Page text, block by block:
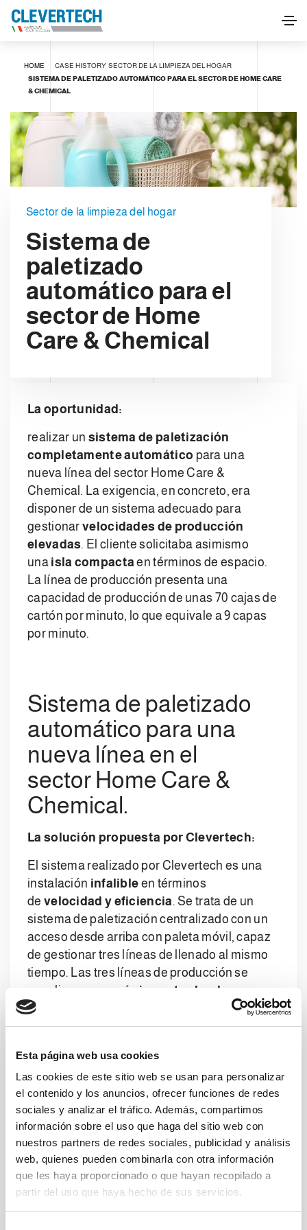
Esta página web usa cookies
Las cookies de este sitio web se usan para personalizar
el contenido y los anuncios, ofrecer funciones de redes
sociales y analizar el tráfico. Además, compartimos
información sobre el uso que haga del sitio web con
nuestros partners de redes sociales, publicidad y análisis
web, quienes pueden combinarla con otra información
que les haya proporcionado o que hayan recopilado a
partir del uso que haya hecho de sus servicios.
HOME CASE HISTORY SECTOR DE LA LIMPIEZA DEL HOGAR
SISTEMA DE PALETIZADO AUTOMÁTICO PARA EL SECTOR DE HOME CARE
& CHEMICAL
Sector de la limpieza del hogar
Sistema de
paletizado
automático para el
sector de Home
Care & Chemical
La oportunidad:
realizar un sistema de paletización
completamente automático para una
nueva línea del sector Home Care &
Chemical. La exigencia, en concreto, era
disponer de un sistema adecuado para
gestionarvelocidades de producción
elevadas. El cliente solicitaba asimismo
una isla compactaen términos de espacio.
La línea de producción presenta una
capacidad de producción de unas 70 cajas de
cartón por minuto, lo que equivale a 9 capas
por minuto.
Sistema de paletizado
automático para una
nueva línea en el
sector Home Care &
Chemical.
La solución propuesta por Clevertech:
El sistema realizado por Clevertech es una
instalación infalible en términos
de velocidad y eficiencia. Se trata de un
sistema de paletización centralizado con un
acceso desde arriba con paleta móvil, capaz
de gestionar tres líneas de llenado al mismo
tiempo. Las tres líneas de producción se
canalizan en una
única entrada a la
línea
para garantizar una mayor velocidad en
la formación de las capas. La solución se
un paletizador de la serieRocket AC 620
M2 HS 1equipado con dos robots de
manipulación que permite una gestión y
una orientación positiva del producto a
+90°, -90° y +180°,
unalmacén de paletasde gran
capacidad,